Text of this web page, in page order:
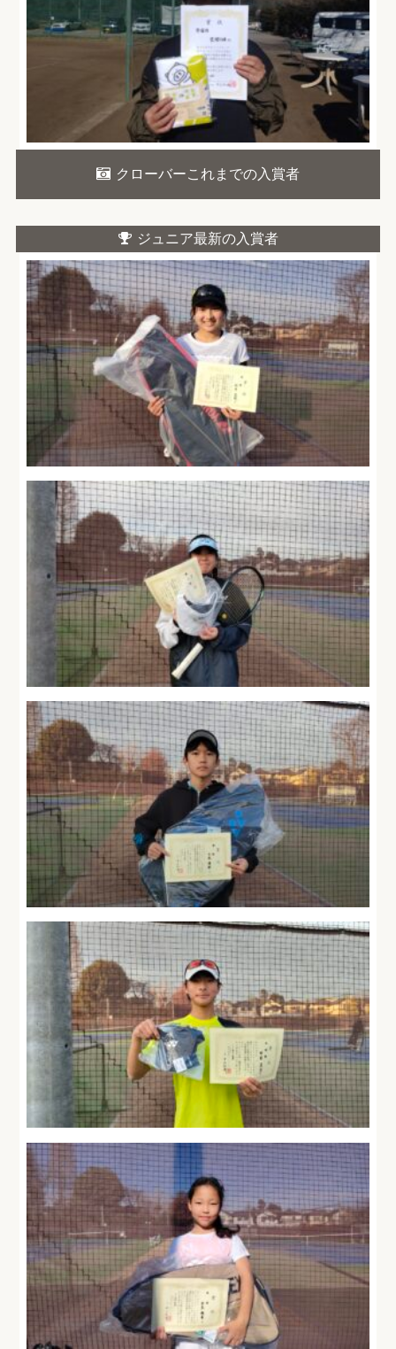
クローバーこれまでの入賞者
ジュニア最新の入賞者